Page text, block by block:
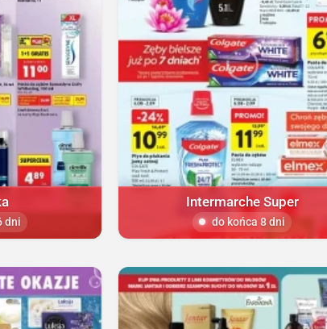
dni
Intermarche Super
do końca 8 dni